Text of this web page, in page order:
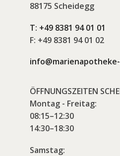
88175 Scheidegg
T: +49 8381 94 01 01
F: +49 8381 94 01 02
ÖFFNUNGSZEITEN
Montag - Freitag:
08:15–12:30
14:30–18:30
Samstag: